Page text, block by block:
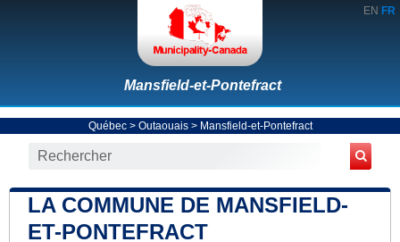
EN FR
Mansfield-et-Pontefract
Québec> Outaouais> Mansfield-et-Pontefract
LA COMMUNE DE MANSFIELD-
ET-PONTEFRACT